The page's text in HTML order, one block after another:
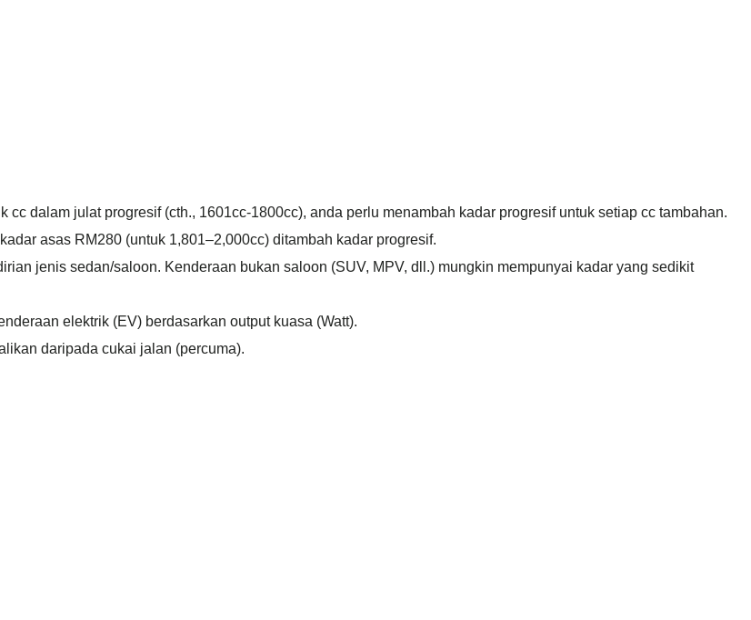
cc dalam julat progresif (cth., 1601cc-1800cc), anda perlu menambah kadar progresif untuk setiap cc tambahan.
asas RM280 (untuk 1,801–2,000cc) ditambah kadar progresif.
jenis sedan/saloon. Kenderaan bukan saloon (SUV, MPV, dll.) mungkin mempunyai kadar yang sedikit
elektrik (EV) berdasarkan output kuasa (Watt).
daripada cukai jalan (percuma).